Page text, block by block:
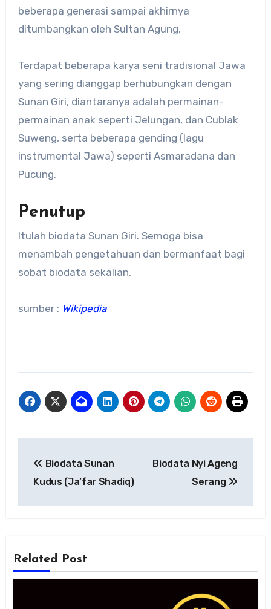
beberapa generasi sampai akhirnya
ditumbangkan oleh Sultan Agung.
Terdapat beberapa karya seni tradisional Jawa
yang sering dianggap berhubungkan dengan
Sunan Giri, diantaranya adalah permainan-
permainan anak seperti Jelungan, dan Cublak
Suweng, serta beberapa gending (lagu
instrumental Jawa) seperti Asmaradana dan
Pucung.
Penutup
Itulah biodata Sunan Giri. Semoga bisa
menambah pengetahuan dan bermanfaat bagi
sobat biodata sekalian.
sumber : Wikipedia
pos
Biodata Sunan
Kudus (Ja’far Shadiq)
Biodata Nyi Ageng
Serang
Related Post